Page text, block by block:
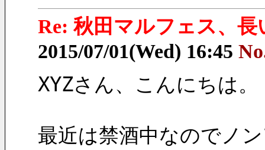
Re: 秋田マルフェス、
2015/07/01(Wed) 16:45
XYZさん、こんにちは。
最近は禁酒中なのでノ